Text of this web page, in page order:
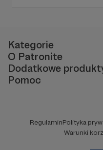
Kategorie
O Patronite
Dodatkowe
Pomoc
RegulaminPolityka
Warunki